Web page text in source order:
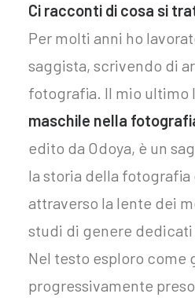
Ci racconti di cosa si
Per molti anni ho
saggista, scrivendo di
fotografia. Il mio ultimo
maschile nella
edito da Odoya, è un
la storia della
attraverso la lente dei
studi di genere
Nel testo esploro come
progressivamente